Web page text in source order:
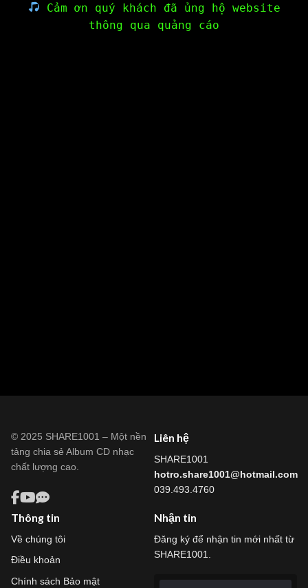
Cảm ơn quý khách đã ủng hộ website
thông qua quảng cáo
© 2025 SHARE1001 – Một nền
tảng chia sẻ Album CD nhạc
chất lượng cao.
Liên hệ
SHARE1001
hotro.share1001@hotmail.com
039.493.4760
Thông tin
Về chúng tôi
Điều khoản
Chính sách Bảo mật
Nhận tin
Đăng ký để nhận tin mới nhất từ
SHARE1001.